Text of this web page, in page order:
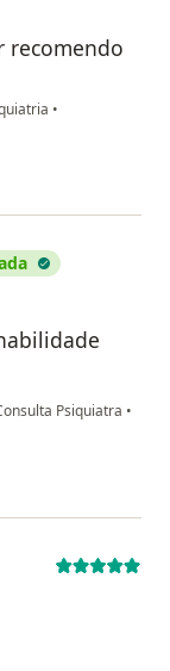
recomendo
•
Psiquiatra •